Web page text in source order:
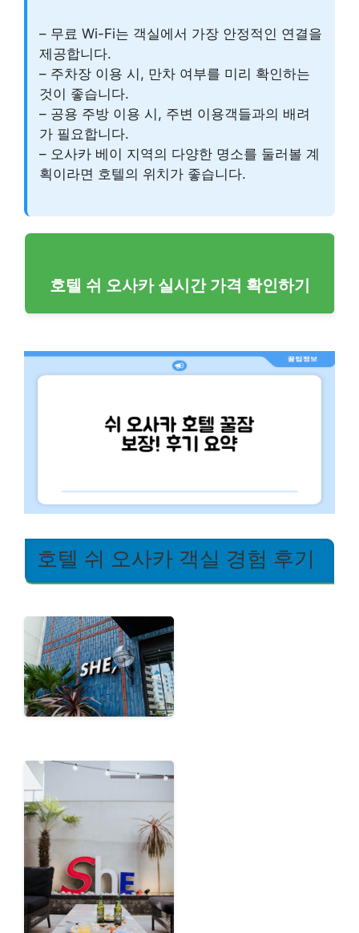
– 무료 Wi-Fi는 객실에서 가장 안정적인 연결을
제공합니다.
– 주차장 이용 시, 만차 여부를 미리 확인하는
것이 좋습니다.
– 공용 주방 이용 시, 주변 이용객들과의 배려
가 필요합니다.
– 오사카 베이 지역의 다양한 명소를 둘러볼 계
획이라면 호텔의 위치가 좋습니다.
호텔 쉬 오사카 실시간 가격 확인하기
호텔 쉬 오사카 객실 경험 후기